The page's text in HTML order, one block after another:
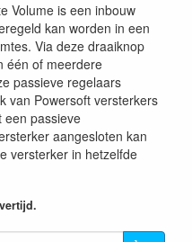
Volume is een inbouw
kan worden in een
Via deze draaiknop
één of meerdere
passieve regelaars
van Powersoft versterkers
een passieve
aangesloten kan
versterker in hetzelfde